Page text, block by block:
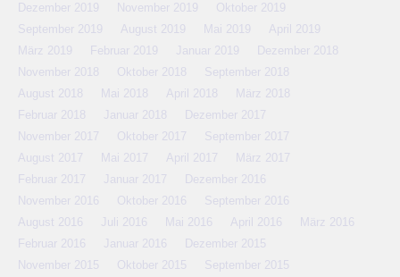
Dezember 2019
November 2019
Oktober 2019
September 2019
August 2019 Mai 2019
April 2019
März 2019
Februar 2019 Januar 2019
Dezember 2018
November 2018
Oktober 2018
September 2018
August 2018
Mai 2018 April 2018
März 2018
Februar 2018
Januar 2018
Dezember 2017
November 2017
Oktober 2017
September 2017
August 2017
Mai 2017 April 2017
März 2017
Februar 2017
Januar 2017
Dezember 2016
November 2016
Oktober 2016
September 2016
August 2016
Juli 2016 Mai 2016 April 2016
März 2016
Februar 2016
Januar 2016
Dezember 2015
November 2015
Oktober 2015
September 2015